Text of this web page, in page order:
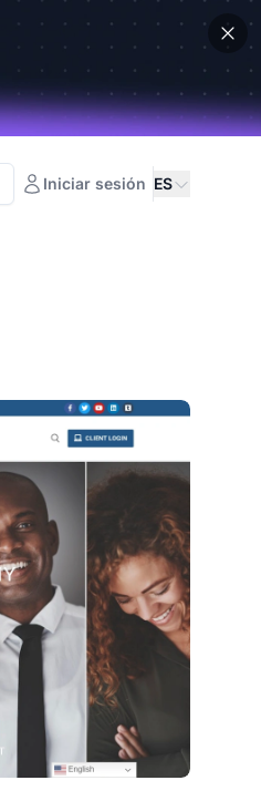
Iniciar sesión ES